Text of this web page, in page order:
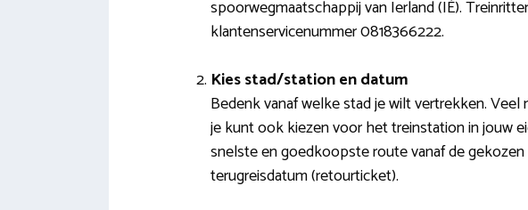
spoorwegmaatschappij van Ierland (IÉ).
klantenservicenummer 0818366222.
Kies stad/station en datum
Bedenk vanaf welke stad je wilt vertrekken.
je kunt ook kiezen voor het treinstation in jouw
snelste en goedkoopste route vanaf de
terugreisdatum (retourticket).